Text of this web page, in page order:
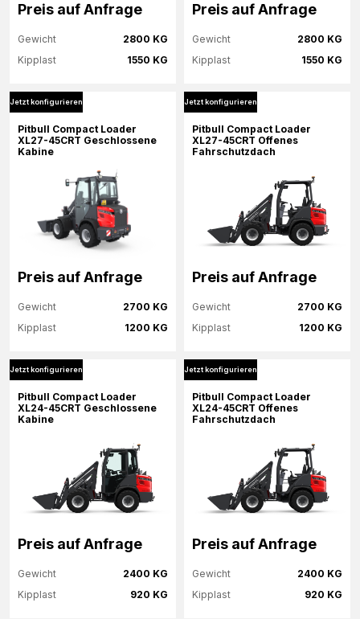
Preis auf Anfrage
2800 KG
Gewicht
1550 KG
Kipplast
Mehr Informationen
Jetzt konfigurieren
Preis auf Anfrage
2800 KG
Gewicht
1550 KG
Kipplast
Mehr Informationen
Jetzt konfigurieren
Jetzt konfigurieren
Pitbull Compact Loader
XL27-45CRT Geschlossene
Kabine
Preis auf Anfrage
2700 KG
Gewicht
1200 KG
Kipplast
Mehr Informationen
Jetzt konfigurieren
Jetzt konfigurieren
Pitbull Compact Loader
XL27-45CRT Offenes
Fahrschutzdach
Preis auf Anfrage
2700 KG
Gewicht
1200 KG
Kipplast
Mehr Informationen
Jetzt konfigurieren
Jetzt konfigurieren
Pitbull Compact Loader
XL24-45CRT Geschlossene
Kabine
Preis auf Anfrage
2400 KG
Gewicht
920 KG
Kipplast
Jetzt konfigurieren
Pitbull Compact Loader
XL24-45CRT Offenes
Fahrschutzdach
Preis auf Anfrage
2400 KG
Gewicht
920 KG
Kipplast